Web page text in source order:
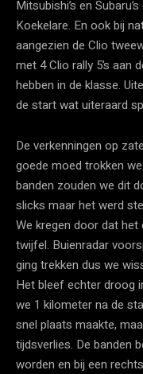
Mitsubishi’s en
Koekelare. En ook bij
aangezien de Clio
met 4 Clio rally 5’s aan
hebben in de klasse.
de start wat uiteraard
De verkenningen op
goede moed trokken
banden zouden we dit
slicks maar het werd
We kregen door dat
twijfel. Buienradar
ging trekken dus we
Het bleef echter droog
we 1 kilometer na de
snel plaats maakte,
tijdsverlies. De banden
worden en bij een